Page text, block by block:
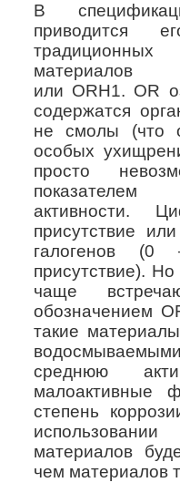
В
приводится
или ORH1. OR
содержатся
не смолы (что
особых
просто
активности.
присутствие
галогенов
присутствие).
чаще
обозначением
такие
среднюю
малоактивные
степень
материалов
чем материалов